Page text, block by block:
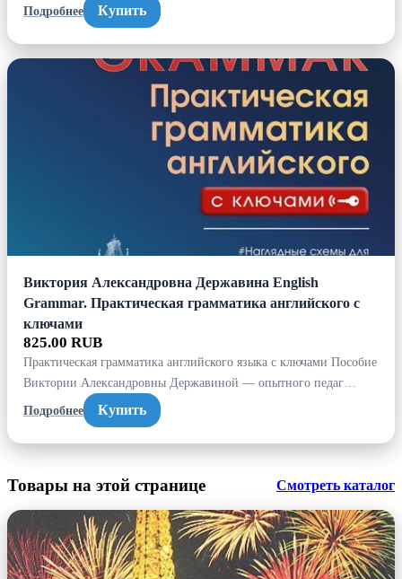
Подробнее Купить
Виктория Александровна Державина English
Grammar. Практическая грамматика английского с
ключами
825.00 RUB
Практическая грамматика английского языка с ключами Пособие
Виктории Александровны Державиной — опытного педаг…
Подробнее
Купить
Товары на этой странице Смотреть каталог